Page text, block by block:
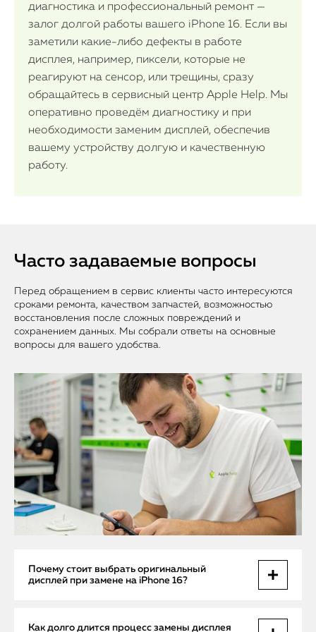
диагностика и профессиональный ремонт —
залог долгой работы вашего iPhone 16. Если вы
заметили какие-либо дефекты в работе
дисплея, например, пиксели, которые не
реагируют на сенсор, или трещины, сразу
обращайтесь в сервисный центр Apple Help. Мы
оперативно проведём диагностику и при
необходимости заменим дисплей, обеспечив
вашему устройству долгую и качественную
работу.
Часто задаваемые вопросы
Перед обращением в сервис клиенты часто интересуются
сроками ремонта, качеством запчастей, возможностью
восстановления после сложных повреждений и
сохранением данных. Мы собрали ответы на основные
вопросы для вашего удобства.
Почему стоит выбрать оригинальный
дисплей при замене на iPhone 16?
Как долго длится процесс замены дисплея